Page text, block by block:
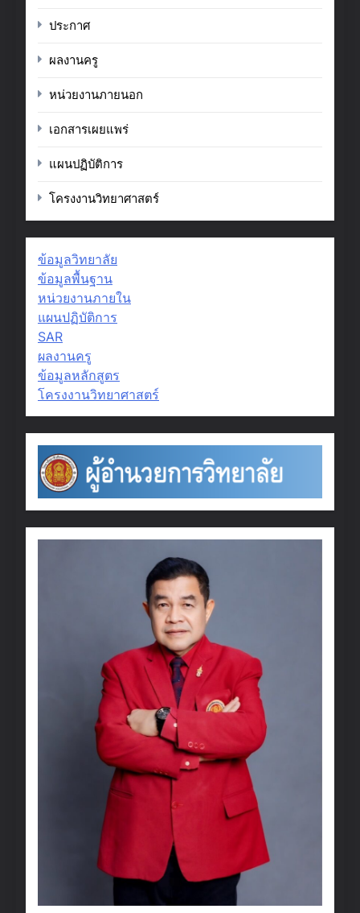
ประกาศ
ผลงานครู
หน่วยงานภายนอก
เอกสารเผยแพร่
แผนปฏิบัติการ
โครงงานวิทยาศาสตร์
ข้อมูลวิทยาลัย
ข้อมูลพื้นฐาน
หน่วยงานภายใน
แผนปฏิบัติการ
SAR
ผลงานครู
ข้อมูลหลักสูตร
โครงงานวิทยาศาสตร์